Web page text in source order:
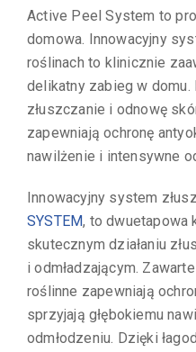
Active Peel System to
domowa. Innowacyjny
roślinach to klinicznie
delikatny zabieg w
złuszczanie i odnowę
zapewniają ochronę
nawilżenie i intensywne
Innowacyjny system
SYSTEM, to dwuetapowa
skutecznym działaniu
i odmładzającym.
roślinne zapewniają
sprzyjają głębokiemu
odmłodzeniu. Dzięki